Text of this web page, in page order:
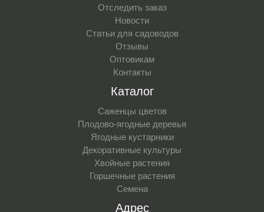
Отследить заказ
Новости
Статьи для садоводов
Отзывы
Оптовикам
Контакты
Каталог
Саженцы цветов
Плодово-ягодные деревья
Ягодные кустарники
Декоративные культуры
Хвойные растения
Горшечные растения
Семена
Адрес